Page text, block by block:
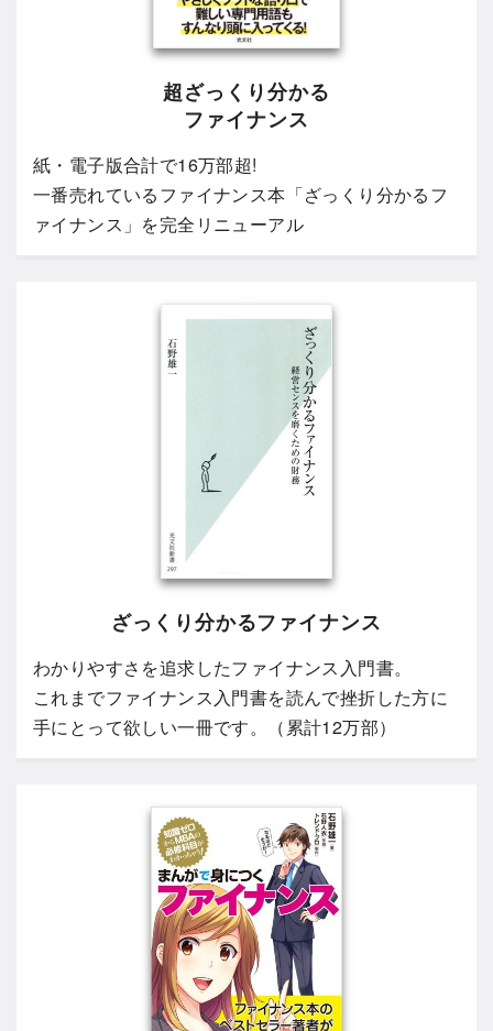
超ざっくり分かる
ファイナンス
紙・電子版合計で16万部超!
一番売れているファイナンス本「ざっくり分かるフ
ァイナンス」を完全リニューアル
ざっくり分かるファイナンス
わかりやすさを追求したファイナンス入門書。
これまでファイナンス入門書を読んで挫折した方に
手にとって欲しい一冊です。（累計12万部）